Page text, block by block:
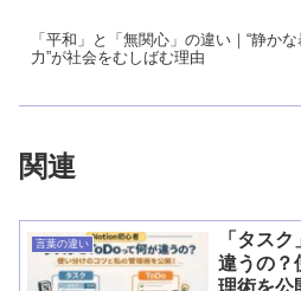
「平和」と「無関心」の違い｜“静かな
力”が社会をむしばむ理由
関連
言葉の違い
「タス
違うの？